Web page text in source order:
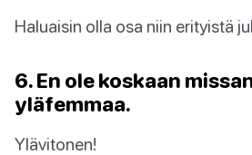
Haluaisin olla osa niin erityistä
6. En ole koskaan
yläfemmaa.
Ylävitonen!